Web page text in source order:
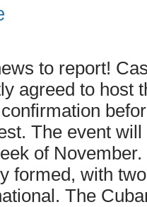
to report!
agreed to host
The event
of
formed, with
The